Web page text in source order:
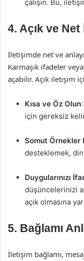
çalışın. Bu,
4. Açık ve Net
İletişimde net ve
Karmaşık ifadeler
açabilir. Açık iletişim
Kısa ve Öz Olun
için gereksiz
Somut Örnekler
desteklemek,
Duygularınızı
düşüncelerinizi
açık olmasına
5. Bağlamı
İletişim bağlamı,